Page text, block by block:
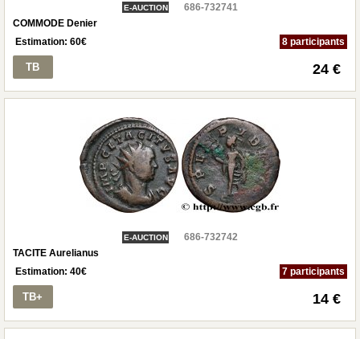
E-AUCTION
686-732741
COMMODE Denier
Estimation: 60€ 8 participants
TB 24 €
E-AUCTION
686-732742
TACITE Aurelianus
Estimation: 40€ 7 participants
TB+ 14 €